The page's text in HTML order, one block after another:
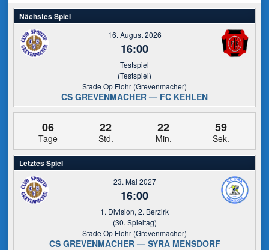
Nächstes Spiel
16. August 2026
16:00
Testspiel
(Testspiel)
Stade Op Flohr (Grevenmacher)
CS GREVENMACHER — FC KEHLEN
06
Tage
22
Std.
22
Min.
58
Sek.
Letztes Spiel
23. Mai 2027
16:00
1. Division, 2. Berzirk
(30. Spieltag)
Stade Op Flohr (Grevenmacher)
CS GREVENMACHER — SYRA MENSDORF